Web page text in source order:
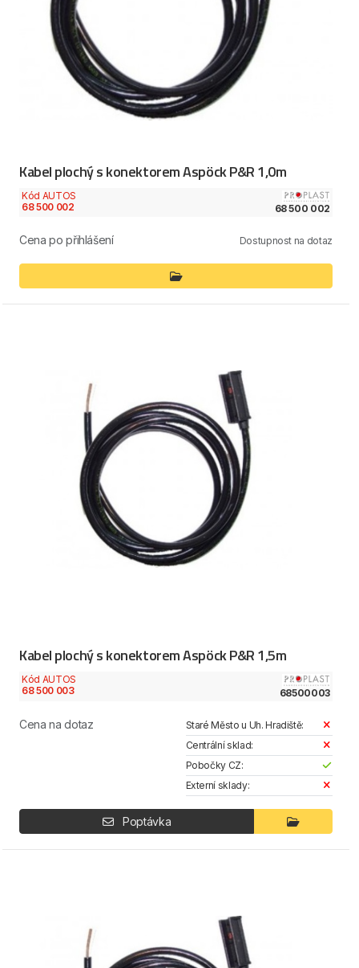
Kabel plochý s konektorem Aspöck P&R 1,0m
Kód AUTOS
68 500 002
68 500 002
Cena po přihlášení Dostupnost na dotaz
Kabel plochý s konektorem Aspöck P&R 1,5m
Kód AUTOS
68 500 003
68500003
Cena na dotaz
Staré Město u Uh. Hradiště:
Centrální sklad:
Pobočky CZ:
Externí sklady:
Poptávka